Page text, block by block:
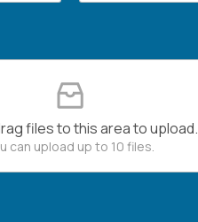
files to this area to upload.
can upload up to 10 files.